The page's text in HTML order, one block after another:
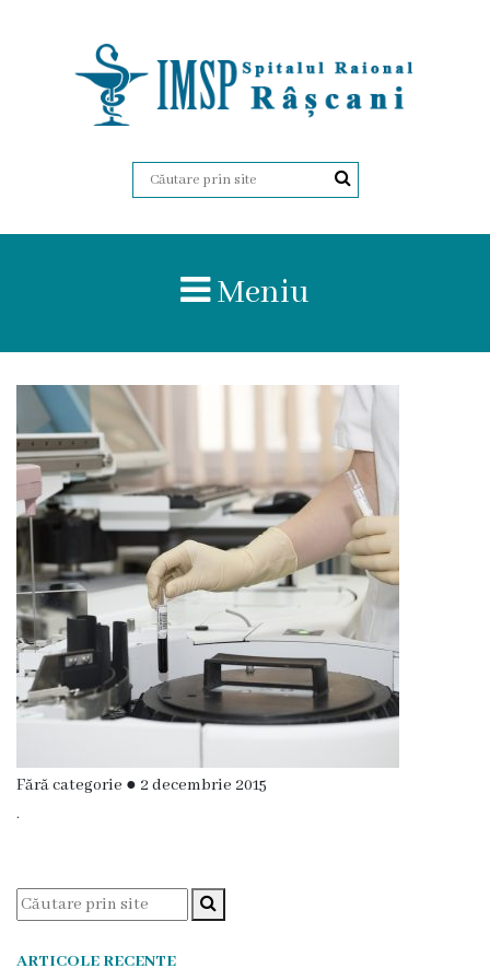
Despre
Administrația
Certificate
Regulament
intern
Transparență
Anunțuri
Invitații
de
participare
Achiziții
publice
Contracte
Posturi
Meniu
Fără categorie ● 2 decembrie 2015
.
ARTICOLE RECENTE